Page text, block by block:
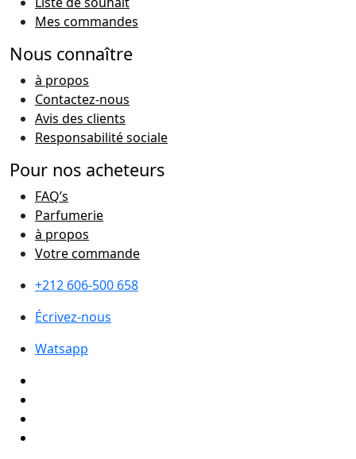
Mes commandes
Nous connaître
à propos
Contactez-nous
Avis des clients
Responsabilité sociale
Pour nos acheteurs
FAQ’s
Parfumerie
à propos
Votre commande
+212 606-500 658
Écrivez-nous
Watsapp